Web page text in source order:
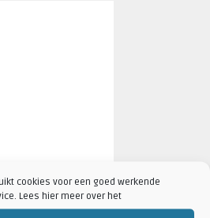
cookies voor een goed werkende
Lees hier meer over het